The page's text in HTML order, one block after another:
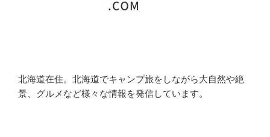
北海道在住。北海道でキャンプ旅をしながら大自然や絶
景、グルメなど様々な情報を発信しています。